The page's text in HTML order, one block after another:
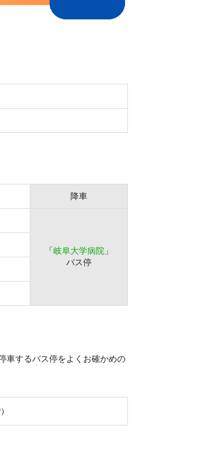
降車
「岐阜大学病院 」
バス停
車するバス停をよくお確かめの